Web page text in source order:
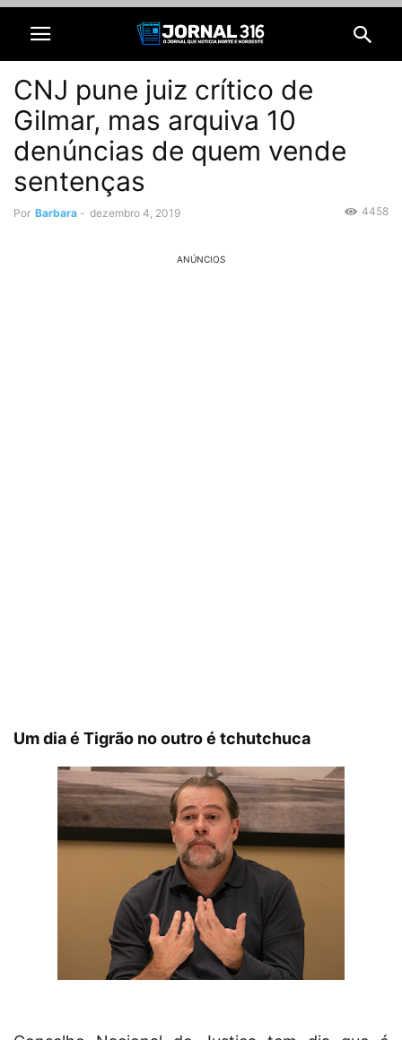
CNJ pune juiz crítico de
Gilmar, mas arquiva 10
denúncias de quem vende
sentenças
Por Barbara - dezembro 4, 2019 4458
ANÚNCIOS
Um dia é Tigrão no outro é tchutchuca